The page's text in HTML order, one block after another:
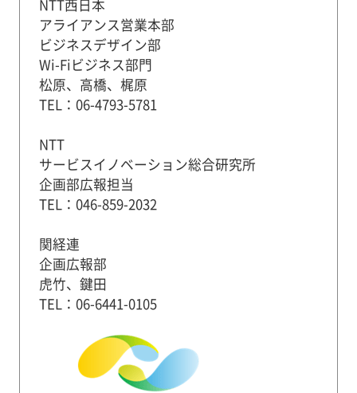
NTT西日本
アライアンス営業本部
ビジネスデザイン部
Wi-Fiビジネス部門
松原、高橋、梶原
TEL：06-4793-5781
NTT
サービスイノベーション総合研究所
企画部広報担当
TEL：046-859-2032
関経連
企画広報部
虎竹、鍵田
TEL：06-6441-0105